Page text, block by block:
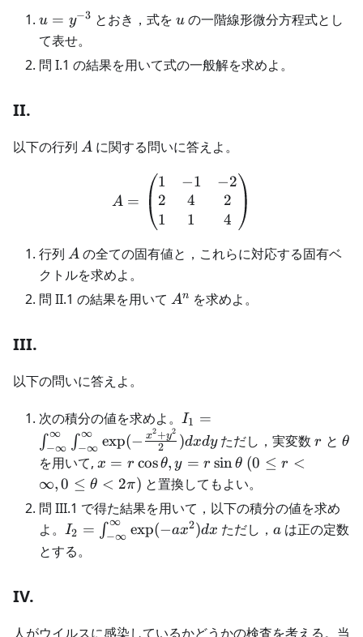
u=y^{-3}
u = y−3 とおき，式をu
u の一階線形微分方程式とし
て表せ。
問 I.1 の結果を用いて式の一般解を求めよ。
II.
以下の行列 A
A に関する問いに答えよ。
A = \begin{pmatrix} 1 &
A =
1
2
1
−1
4
1
−2
2
4
行列 A
A の全ての固有値と，これらに対応する固有ベ
クトルを求めよ。
問 II.1 の結果を用いて A^n
An を求めよ。
III.
以下の問いに答えよ。
次の積分の値を求めよ。
I_1 = \int_{-
\infty}^{\infty}
\int_{-
\infty}^{\infty}
\exp(-
\frac{x^2+y^2}
{2})dxdy
I1 =
∫−∞
∞ ∫−∞
∞ exp(− 2
x2 +y2
)dxdyただし，実変数r
r と θ
を用いて, x = r
\cos
\theta,
y =
r\sin
\infty,
x = r cosθ, y = r sinθ (0 ≤ r <
∞,0 ≤ θ < 2π) と置換してもよい。
問 III.1 で得た結果を用いて，以下の積分の値を求め
よ。
I_2 = \int_{-
\infty}^{\infty}
I2 = ∫−∞
∞ exp(−ax2)dx ただし，a
a は正の定数
とする。
IV.
人がウイルスに感染しているかどうかの検査を考える。当